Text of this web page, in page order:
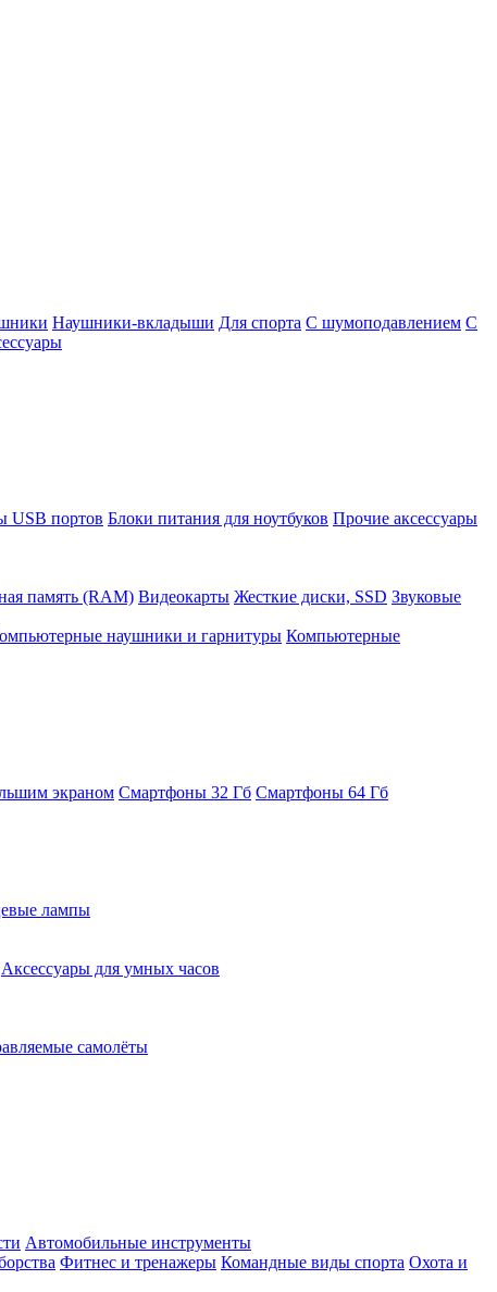
Наушники-вкладыши Для спорта С шумоподавлением С
USB портов Блоки питания для ноутбуков Прочие аксессуары
память (RAM) Видеокарты Жесткие диски, SSD Звуковые
наушники и гарнитуры Компьютерные
экраном Смартфоны 32 Гб Смартфоны 64 Гб
лампы
Аксессуары для умных часов
самолёты
Автомобильные инструменты
Фитнес и тренажеры Командные виды спорта Охота и